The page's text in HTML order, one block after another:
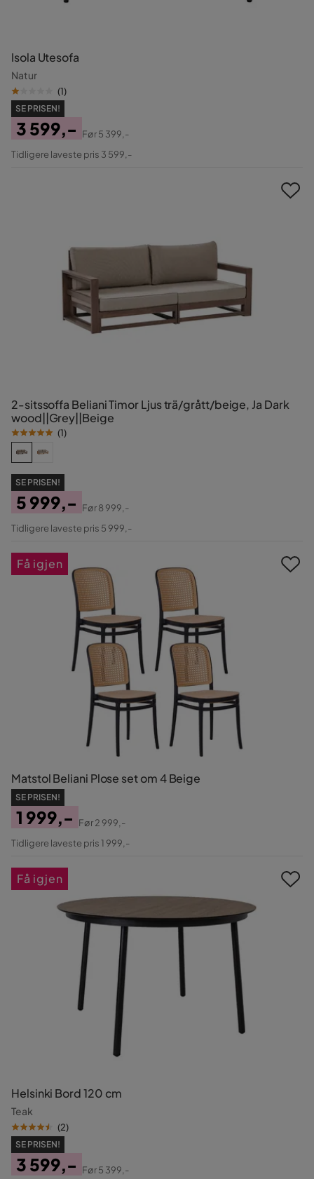
Isola Utesofa
Natur
(1)
SE PRISEN!
Pris
3 599,-
Original
Før5 399,-
Tidligere laveste pris 3 599,-
2-sitssoffa Beliani Timor Ljus trä/grått/beige, Ja Dark
wood||Grey||Beige
(1)
SE PRISEN!
Pris
5 999,-
Original
Før8 999,-
Tidligere laveste pris 5 999,-
Matstol Beliani Plose set om 4 Beige
SE PRISEN!
Pris
1 999,-
Original
Før2 999,-
Tidligere laveste pris 1 999,-
Få igjen
Helsinki Bord 120 cm
Teak
(2)
SE PRISEN!
3 599,-
Før5 399,-
Få igjen